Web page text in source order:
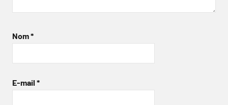
Nom*
E-mail *